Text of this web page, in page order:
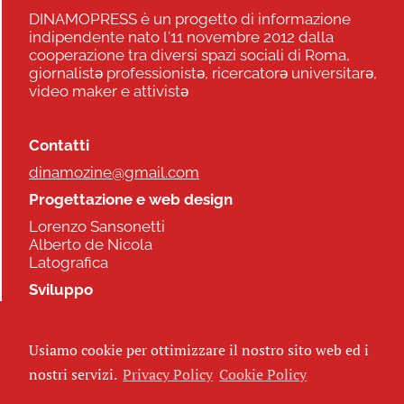
DINAMOPRESS è un progetto di informazione
indipendente nato l'11 novembre 2012 dalla
cooperazione tra diversi spazi sociali di Roma,
giornalistə professionistə, ricercatorə universitarə,
video maker e attivistə
Contatti
dinamozine@gmail.com
Progettazione e web design
Lorenzo Sansonetti
Alberto de Nicola
Latografica
Sviluppo
Seguici
Usiamo cookie per ottimizzare il nostro sito web ed i
nostri servizi. Privacy Policy Cookie Policy